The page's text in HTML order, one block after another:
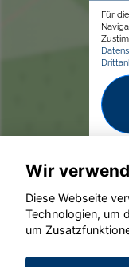
Für
©
Wir
Diese Webseite
Technologien, um
um